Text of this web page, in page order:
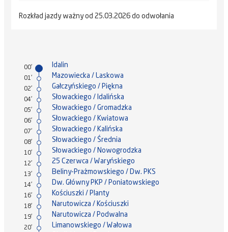
Rozkład jazdy ważny od 25.03.2026 do odwołania
00' Idalin
01' Mazowiecka / Laskowa
02' Gałczyńskiego / Piękna
04' Słowackiego / Idalińska
05' Słowackiego / Gromadzka
06' Słowackiego / Kwiatowa
07' Słowackiego / Kalińska
08' Słowackiego / Średnia
10' Słowackiego / Nowogrodzka
12' 25 Czerwca / Waryńskiego
13' Beliny-Prażmowskiego / Dw. PKS
14' Dw. Główny PKP / Poniatowskiego
16' Kościuszki / Planty
18' Narutowicza / Kościuszki
19' Narutowicza / Podwalna
20' Limanowskiego / Wałowa